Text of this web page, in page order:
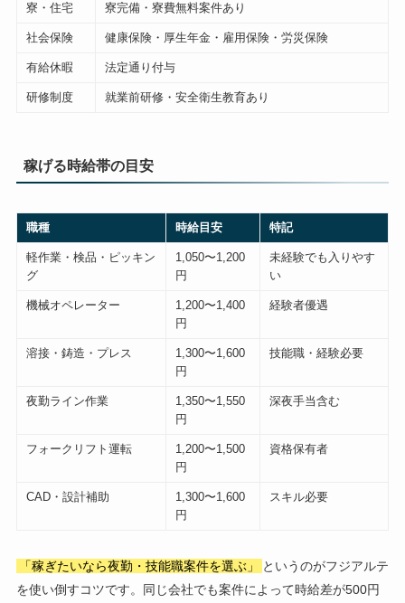
寮・住宅 寮完備・寮費無料案件あり
社会保険 健康保険・厚生年金・雇用保険・労災保険
有給休暇 法定通り付与
研修制度 就業前研修・安全衛生教育あり
稼げる時給帯の目安
職種 時給目安 特記
軽作業・検品・ピッキン
グ
1,050〜1,200
円
未経験でも入りやす
い
機械オペレーター
1,200〜1,400
円
経験者優遇
溶接・鋳造・プレス
1,300〜1,600
円
技能職・経験必要
夜勤ライン作業
1,350〜1,550
円
深夜手当含む
フォークリフト運転
1,200〜1,500
円
資格保有者
CAD・設計補助
1,300〜1,600
円
スキル必要
「稼ぎたいなら夜勤・技能職案件を選ぶ」
というのがフジアルテ
を使い倒すコツです。同じ会社でも案件によって時給差が500円